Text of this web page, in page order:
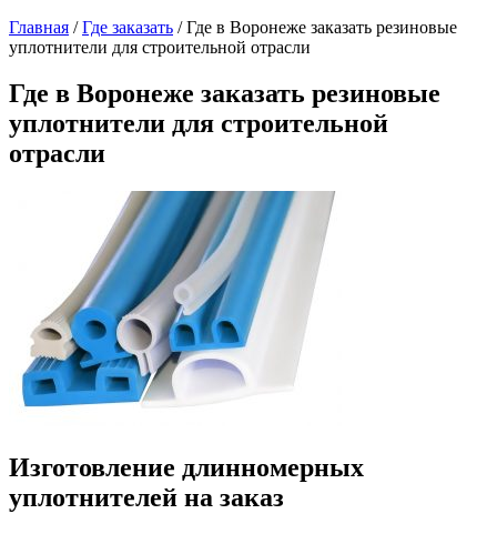
Главная /Где заказать /Где в Воронеже заказать резиновые
уплотнители для строительной отрасли
Где в Воронеже заказать резиновые
уплотнители для строительной
отрасли
Изготовление длинномерных
уплотнителей на заказ